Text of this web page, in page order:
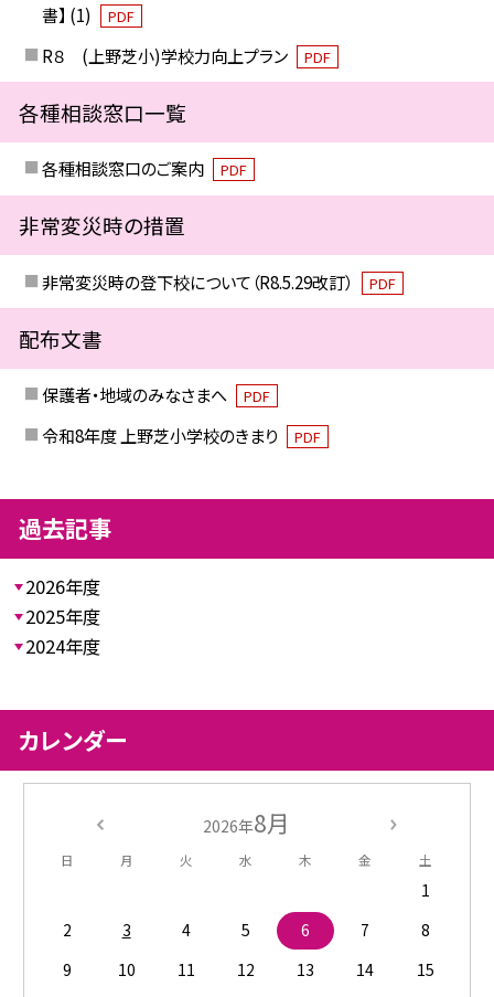
書】 (1)
PDF
R８ (上野芝小)学校力向上プラン PDF
各種相談窓口一覧
各種相談窓口のご案内 PDF
非常変災時の措置
非常変災時の登下校について（R8.5.29改訂） PDF
配布文書
保護者・地域のみなさまへ PDF
令和8年度 上野芝小学校のきまり PDF
過去記事
2026年度
2025年度
2024年度
カレンダー
2026年8月
日 月 火 水 木 金 土
1
2
3 4 5 6 7
8
9
10 11 12 13 14
15